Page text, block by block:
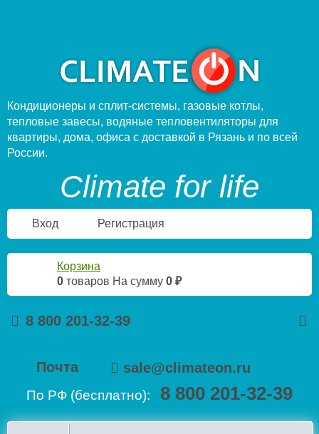
Кондиционеры и сплит-системы, газовые котлы,
тепловые завесы, водяные тепловентиляторы для
квартиры, дома, офиса с доставкой в Рязань и по всей
России.
Climate for life
Вход Регистрация
Корзина
0 товаров На сумму 0 ₽
8 800 201-32-39
Почта sale@climateon.ru
По РФ (бесплатно): 8 800 201-32-39